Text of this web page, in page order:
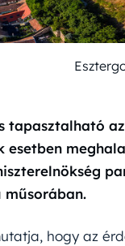
tapasztalható
esetben
műsorában.
hogy az